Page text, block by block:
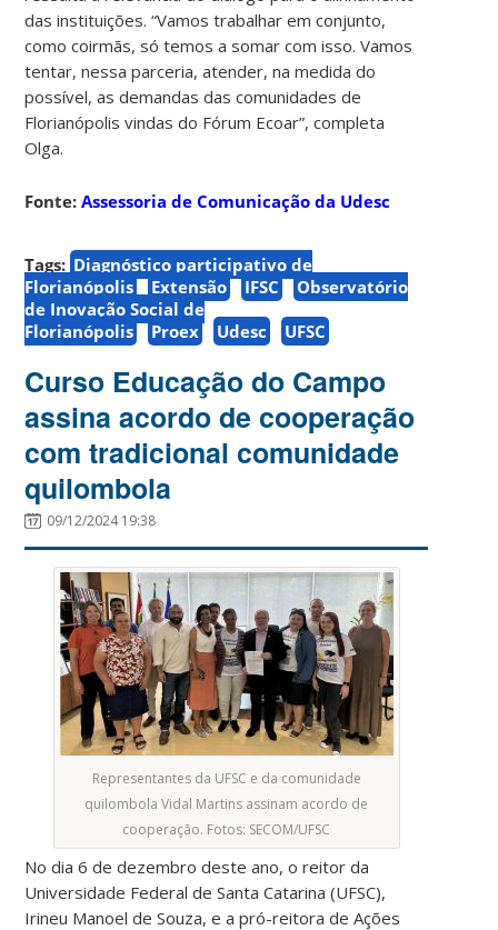
das instituições. “Vamos trabalhar em conjunto,
como coirmãs, só temos a somar com isso. Vamos
tentar, nessa parceria, atender, na medida do
possível, as demandas das comunidades de
Florianópolis vindas do Fórum Ecoar”, completa
Olga.
Fonte:Assessoria de Comunicação da Udesc
Tags: Diagnóstico participativo de
Florianópolis
Extensão IFSC
Observatório
de Inovação Social de
Florianópolis
Proex Udesc UFSC
Curso Educação do Campo
assina acordo de cooperação
com tradicional comunidade
quilombola
09/12/2024 19:38
Representantes da UFSC e da comunidade
quilombola Vidal Martins assinam acordo de
cooperação. Fotos: SECOM/UFSC
No dia 6 de dezembro deste ano, o reitor da
Universidade Federal de Santa Catarina (UFSC),
Irineu Manoel de Souza, e a pró-reitora de Ações